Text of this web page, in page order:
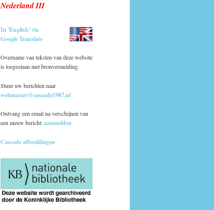
Nederland III
In 'English' via
Google Translate
Overname van teksten van deze website
is toegestaan met bronvermelding.
Stuur uw berichten naar
webmaster@cascade1987.nl
Ontvang een email na verschijnen van
een nieuw bericht:aanmelden
Cascade afbeeldingen